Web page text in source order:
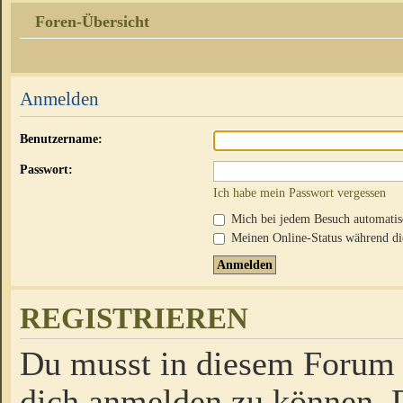
Foren-Übersicht
Anmelden
Benutzername:
Passwort:
Ich habe mein Passwort vergessen
Mich bei jedem Besuch
Meinen Online-Status während
REGISTRIEREN
Du musst in diesem